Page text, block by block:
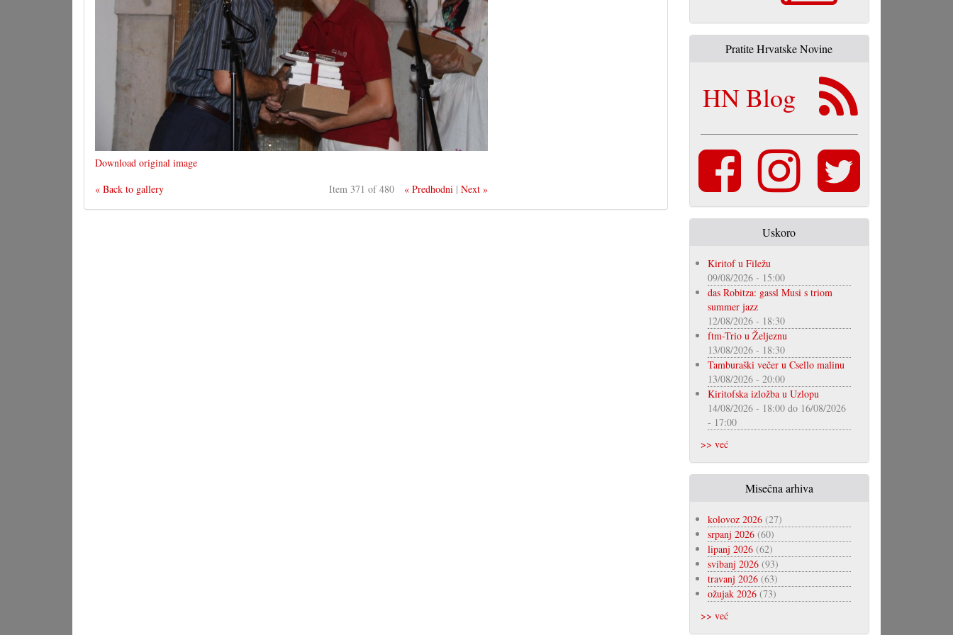
Download original image
« Back to gallery
Item 371 of 480 « Predhodni |Next »
Pratite Hrvatske Novine
HN Blog
Uskoro
Kiritof u Filežu
09/08/2026 - 15:00
das Robitza: gassl Musi s triom
summer jazz
12/08/2026 - 18:30
ftm-Trio u Željeznu
13/08/2026 - 18:30
Tamburaški večer u Csello malinu
13/08/2026 - 20:00
Kiritofska izložba u Uzlopu
14/08/2026 - 18:00do 16/08/2026
- 17:00
>> već
Misečna arhiva
kolovoz 2026(27)
srpanj 2026(60)
lipanj 2026(62)
svibanj 2026(93)
travanj 2026(63)
ožujak 2026(73)
>> već